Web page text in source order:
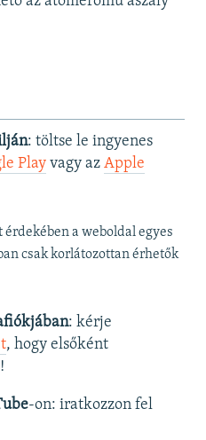
: töltse le ingyenes
Playvagy az Apple
a weboldal egyes
csak korlátozottan érhetők
: kérje
, hogy elsőként
-on: iratkozzon fel